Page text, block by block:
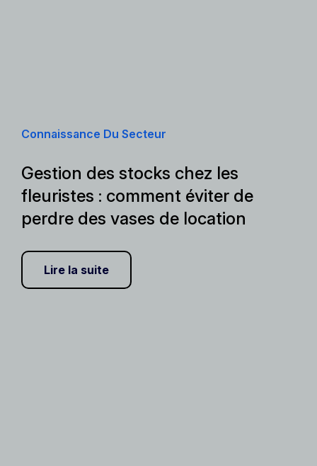
Connaissance Du Secteur
Gestion des stocks chez les
fleuristes : comment éviter de
perdre des vases de location
Lire la suite